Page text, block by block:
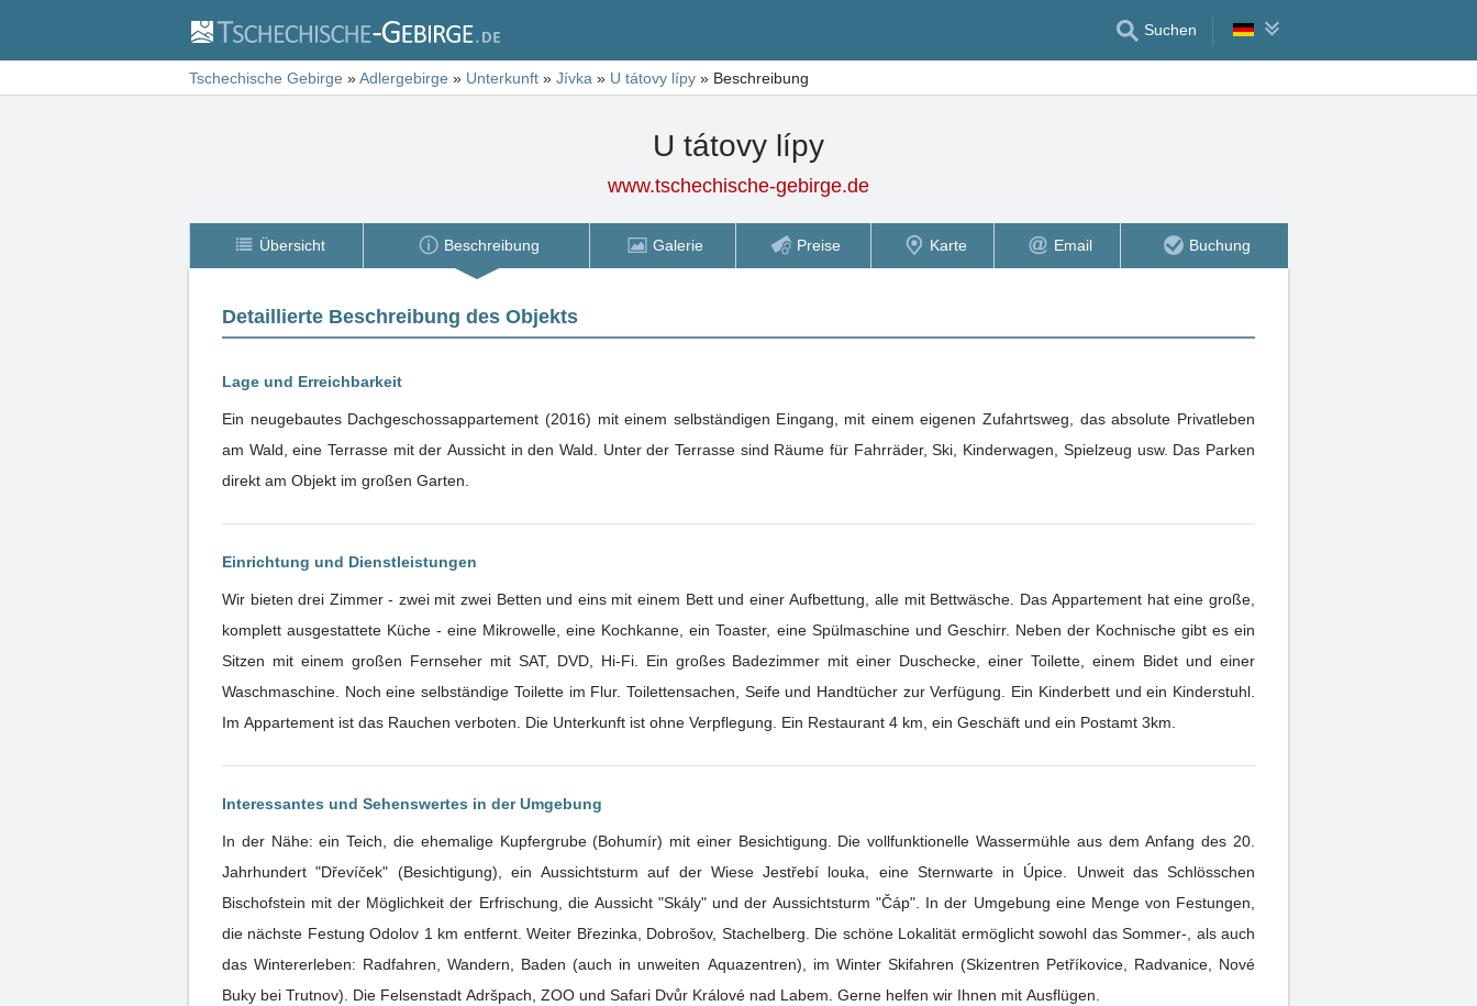
Suchen
Tschechische Gebirge »Adlergebirge » Unterkunft » Jívka » U tátovy lípy » Beschreibung
U tátovy lípy
www.tschechische-gebirge.de
Übersicht Beschreibung Galerie Preise Karte Email Buchung
Detaillierte Beschreibung des Objekts
Lage und Erreichbarkeit
Ein neugebautes Dachgeschossappartement (2016) mit einem selbständigen Eingang, mit einem eigenen Zufahrtsweg, das absolute Privatleben
am Wald, eine Terrasse mit der Aussicht in den Wald. Unter der Terrasse sind Räume für Fahrräder, Ski, Kinderwagen, Spielzeug usw. Das Parken
direkt am Objekt im großen Garten.
Einrichtung und Dienstleistungen
Wir bieten drei Zimmer - zwei mit zwei Betten und eins mit einem Bett und einer Aufbettung, alle mit Bettwäsche. Das Appartement hat eine große,
komplett ausgestattete Küche - eine Mikrowelle, eine Kochkanne, ein Toaster, eine Spülmaschine und Geschirr. Neben der Kochnische gibt es ein
Sitzen mit einem großen Fernseher mit SAT, DVD, Hi-Fi. Ein großes Badezimmer mit einer Duschecke, einer Toilette, einem Bidet und einer
Waschmaschine. Noch eine selbständige Toilette im Flur. Toilettensachen, Seife und Handtücher zur Verfügung. Ein Kinderbett und ein Kinderstuhl.
Im Appartement ist das Rauchen verboten. Die Unterkunft ist ohne Verpflegung. Ein Restaurant 4 km, ein Geschäft und ein Postamt 3km.
Interessantes und Sehenswertes in der Umgebung
In der Nähe: ein Teich, die ehemalige Kupfergrube (Bohumír) mit einer Besichtigung. Die vollfunktionelle Wassermühle aus dem Anfang des 20.
Jahrhundert "Dřevíček" (Besichtigung), ein Aussichtsturm auf der Wiese Jestřebí louka, eine Sternwarte in Úpice. Unweit das Schlösschen
Bischofstein mit der Möglichkeit der Erfrischung, die Aussicht "Skály" und der Aussichtsturm "Čáp". In der Umgebung eine Menge von Festungen,
die nächste Festung Odolov 1 km entfernt. Weiter Březinka, Dobrošov, Stachelberg. Die schöne Lokalität ermöglicht sowohl das Sommer-, als auch
das Wintererleben: Radfahren, Wandern, Baden (auch in unweiten Aquazentren), im Winter Skifahren (Skizentren Petříkovice, Radvanice, Nové
Buky bei Trutnov). Die Felsenstadt Adršpach, ZOO und Safari Dvůr Králové nad Labem. Gerne helfen wir Ihnen mit Ausflügen.